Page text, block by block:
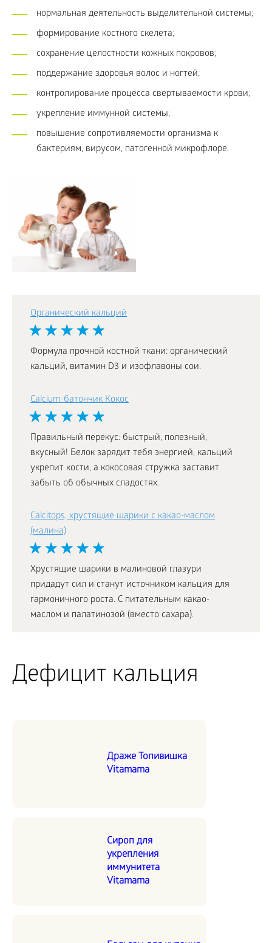
нормальная деятельность выделительной системы;
формирование костного скелета;
сохранение целостности кожных покровов;
поддержание здоровья волос и ногтей;
контролирование процесса свертываемости крови;
укрепление иммунной системы;
повышение сопротивляемости организма к
бактериям, вирусом, патогенной микрофлоре.
Органический кальций
Формула прочной костной ткани: органический
кальций, витамин D3 и изофлавоны сои.
Calcium-батончик Кокос
Правильный перекус: быстрый, полезный,
вкусный! Белок зарядит тебя энергией, кальций
укрепит кости, а кокосовая стружка заставит
забыть об обычных сладостях.
Calcitops, хрустящие шарики с какао-маслом
(малина)
Хрустящие шарики в малиновой глазури
придадут сил и станут источником кальция для
гармоничного роста. С питательным какао-
маслом и палатинозой (вместо сахара).
Дефицит кальция
Драже Топивишка
Vitamama
Сироп для
укрепления
иммунитета
Vitamama